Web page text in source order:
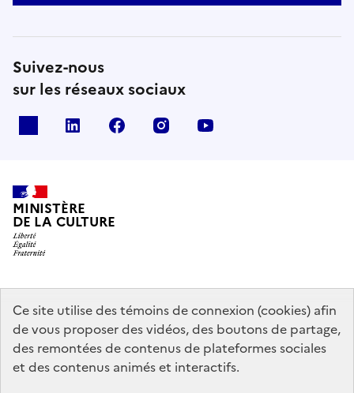
Ce site utilise des témoins de connexion (cookies) afin
de vous proposer des vidéos, des boutons de partage,
des remontées de contenus de plateformes sociales
et des contenus animés et interactifs.
Suivez-nous
sur les réseaux sociaux
linkedin facebook instagram
MINISTÈRE
DE LA CULTURE
data.gouv.fr legifrance.gouv.fr
info.gouv.fr
service-public.gouv.fr